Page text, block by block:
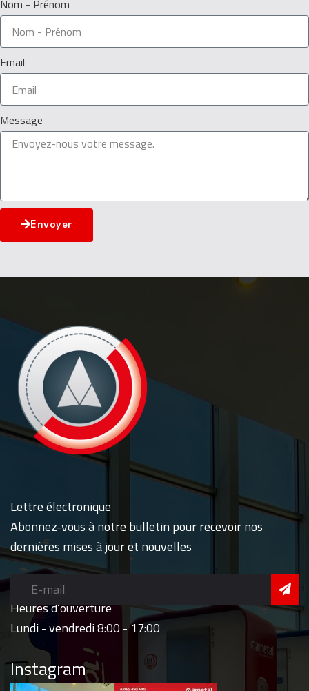
Nom - Prénom
Email
Message
Envoyer
Lettre électronique
Abonnez-vous à notre bulletin pour recevoir nos
dernières mises à jour et nouvelles
Heures d’ouverture
Lundi - vendredi 8:00 - 17:00
Instagram